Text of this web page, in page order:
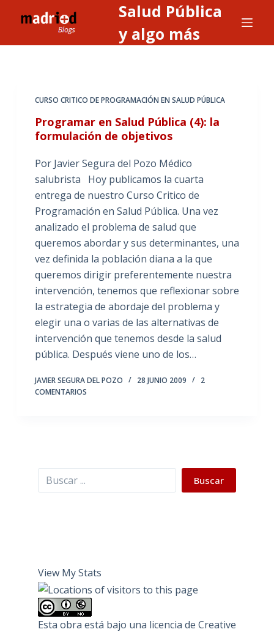
l
Salud Pública
y algo más
CURSO CRITICO DE PROGRAMACIÓN EN SALUD PÚBLICA
Programar en Salud Pública (4): la
formulación de objetivos
Por Javier Segura del Pozo Médico
salubrista Hoy publicamos la cuarta
entrega de nuestro Curso Critico de
Programación en Salud Pública. Una vez
analizado el problema de salud que
queremos abordar y sus determinantes, una
vez definida la población diana a la que
queremos dirigir preferentemente nuestra
intervención, tenemos que reflexionar sobre
la estrategia de abordaje del problema y
elegir una o varias de las alternativas de
intervención que tenemos desde la salud
pública. Después viene uno de los…
JAVIER SEGURA DEL POZO 28 JUNIO 2009
2
COMENTARIOS
Buscar Buscar
View My Stats
Esta obra está bajo una licencia de Creative